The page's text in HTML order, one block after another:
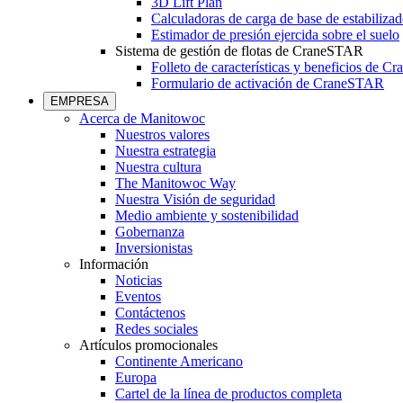
Calculadoras de carga de base de
Estimador de presión ejercida sobre el suelo
Sistema de gestión de flotas de CraneSTAR
Folleto de características y beneficios de
Formulario de activación de CraneSTAR
EMPRESA
Acerca de Manitowoc
Nuestros valores
Nuestra estrategia
Nuestra cultura
The Manitowoc Way
Nuestra Visión de seguridad
Medio ambiente y sostenibilidad
Gobernanza
Inversionistas
Información
Noticias
Eventos
Contáctenos
Redes sociales
Artículos promocionales
Continente Americano
Europa
Cartel de la línea de productos completa